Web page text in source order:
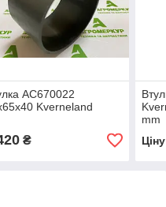
AC670022
Kverneland
₴
mm